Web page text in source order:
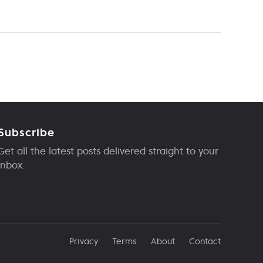
all the latest posts delivered straight to your
Privacy Terms About Contact